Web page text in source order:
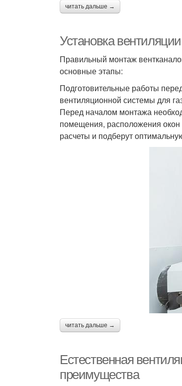
читать дальше →
Установка
Правильный монтаж
основные этапы:
Подготовительные работы
вентиляционной системы для
Перед началом монтажа
помещения, расположения окон
расчеты и подберут
читать дальше →
Естественная
преимущества